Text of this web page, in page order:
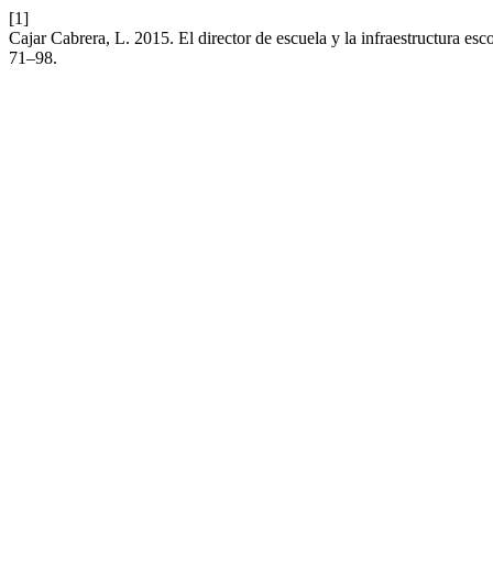
[1]
Cajar Cabrera, L. 2015. El director de escuela y la infraestructura
71–98.